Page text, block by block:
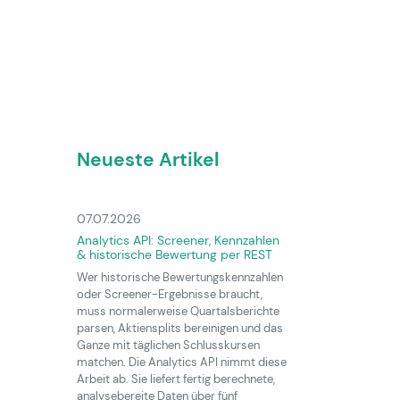
Neueste Artikel
07.07.2026
Analytics API: Screener, Kennzahlen
& historische Bewertung per REST
Wer historische Bewertungskennzahlen
oder Screener-Ergebnisse braucht,
muss normalerweise Quartalsberichte
parsen, Aktiensplits bereinigen und das
Ganze mit täglichen Schlusskursen
matchen. Die Analytics API nimmt diese
Arbeit ab. Sie liefert fertig berechnete,
analysebereite Daten über fünf